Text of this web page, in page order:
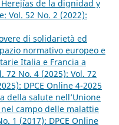
de la dignidad y
Vol. 52 No. 2 (2022):
di solidarietà ed
normativo europeo e
Italia e Francia a
72 No. 4 (2025): Vol. 72
DPCE Online 4-2025
della salute nell’Unione
campo delle malattie
1 (2017): DPCE Online